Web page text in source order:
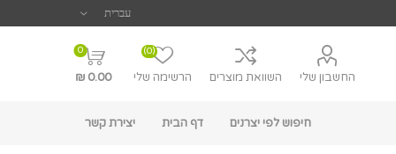
החשבון שלי השוואת מוצרים הרשימה שלי
(0)
0
0.00 ₪
חיפוש לפי יצרנים דף הבית יצירת קשר